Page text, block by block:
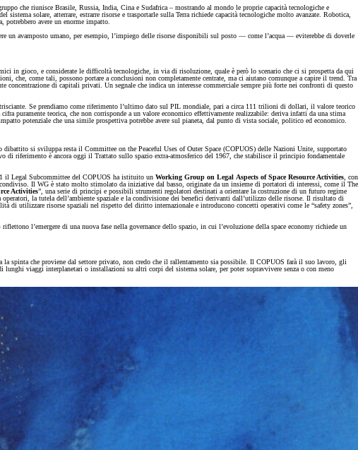
che riunisce Brasile, Russia, India, Cina e Sudafrica – mostrando al mondo le proprie capacità tecnologiche e
solare, atterrare, estrarre risorse e trasportarle sulla Terra richiede capacità tecnologiche molto avanzate. Robotica,
avere un enorme impatto.
un avamposto umano, per esempio, l’impiego delle risorse disponibili sul posto — come l’acqua — eviterebbe di doverle
in gioco, e considerate le difficoltà tecnologiche, in via di risoluzione, quale è però lo scenario che ci si prospetta da qui
come tali, possono portare a conclusioni non completamente centrate, ma ci aiutano comunque a capire il trend. Tra
di capitali privati. Un segnale che indica un interesse commerciale sempre più forte nei confronti di questo
Se prendiamo come riferimento l’ultimo dato sul PIL mondiale, pari a circa 111 trilioni di dollari, il valore teorico
puramente teorica, che non corrisponde a un valore economico effettivamente realizzabile: deriva infatti da una stima
potenziale che una simile prospettiva potrebbe avere sul pianeta, dal punto di vista sociale, politico ed economico.
si sviluppa resta il Committee on the Peaceful Uses of Outer Space (COPUOS) delle Nazioni Unite, supportato
di riferimento è ancora oggi il Trattato sullo spazio extra-atmosferico del 1967, che stabilisce il principio fondamentale
il Legal Subcommittee del COPUOS ha istituito un Working Group on Legal Aspects of Space Resource Activities , con
Il WG è stato molto stimolato da iniziative dal basso, originate da un insieme di portatori di interessi, come il The
Activities”, una serie di principi e possibili strumenti regolatori destinati a orientare la costruzione di un futuro regime
la tutela dell’ambiente spaziale e la condivisione dei benefici derivanti dall’utilizzo delle risorse. Il risultato di
di utilizzare risorse spaziali nel rispetto del diritto internazionale e introducono concetti operativi come le “safety zones”,
l’emergere di una nuova fase nella governance dello spazio, in cui l’evoluzione della space economy richiede un
la spinta che proviene dal settore privato, non credo che il rallentamento sia possibile. Il COPUOS farà il suo lavoro, gli
viaggi interplanetari o installazioni su altri corpi del sistema solare, per poter sopravvivere senza o con meno